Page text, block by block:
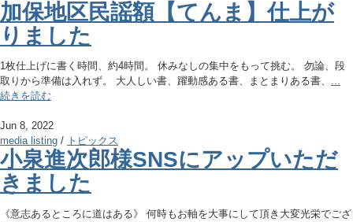
加保地区民謡額【てんま】仕上が
りました
1枚仕上げに書く時間、約4時間。 休みなしの集中をもって挑む。 勿論、段
取りから準備は入れず。 大人しい書、躍動感ある書、まとまりある書、 ...
続きを読む
Jun 8, 2022
media listing / トピックス
小泉進次郎様SNSにアップいただ
きました
《意志あるところに道はある》 何時もお軸を大事にして頂き大変光栄でござ